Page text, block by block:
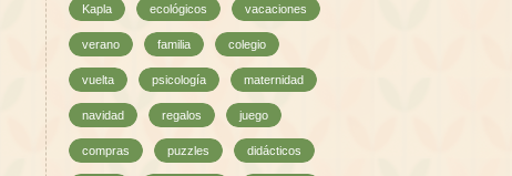
Kapla ecológicos vacaciones
verano familia colegio
vuelta psicología maternidad
navidad regalos juego
compras puzzles didácticos